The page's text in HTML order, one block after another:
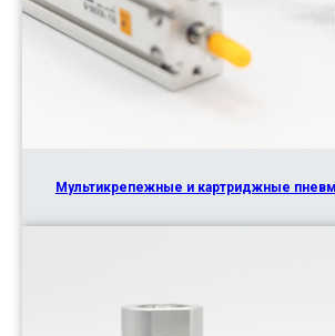
Мультикрепежные и картриджные